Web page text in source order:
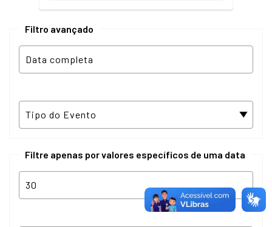
Filtro avançado
Filtre apenas por valores específicos de uma data